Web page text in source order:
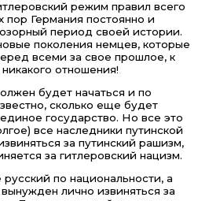
режим правил всего
пор Германия постоянно и
период своей истории.
поколения немцев, которые
всеми за свое прошлое, к
отношения!
будет начаться и по
сколько еще будет
государство. Но все это
все наследники путинской
за путинский рашизм,
за гитлеровский нацизм.
по национальности, а
лично извиняться за